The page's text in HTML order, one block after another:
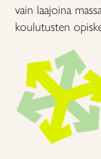
vain laajoina
koulutusten